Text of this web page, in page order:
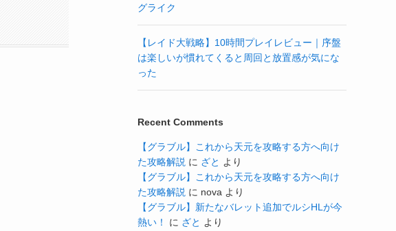
グライク
【レイド大戦略】10時間プレイレビュー｜序盤
は楽しいが慣れてくると周回と放置感が気にな
った
Recent Comments
【グラブル】これから天元を攻略する方へ向け
た攻略解説 に ざと より
【グラブル】これから天元を攻略する方へ向け
た攻略解説 に nova より
【グラブル】新たなバレット追加でルシHLが今
熱い！
に ざと より